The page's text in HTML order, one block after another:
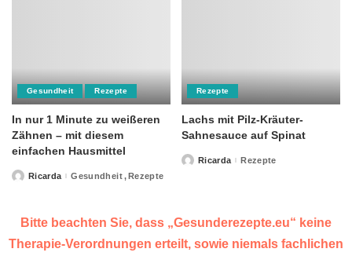
Gesundheit Rezepte
In nur 1 Minute zu weißeren
Zähnen – mit diesem
einfachen Hausmittel
PostedRicarda Gesundheit Rezepte
Rezepte
Lachs mit Pilz-Kräuter-
Sahnesauce auf Spinat
PostedRicarda Rezepte
Bitte beachten Sie, dass „Gesunderezepte.eu“ keine
Therapie-Verordnungen erteilt, sowie niemals fachlichen